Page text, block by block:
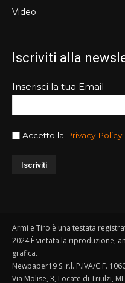
Video
Iscriviti alla
Inserisci la tua Email
Accetto la Privacy Policy
Armi e Tiro è una testata
2024 È vietata la riproduzione,
grafica.
Newpaper19 S..r.l. P.IVA/C.F.
Via Molise, 3, Locate di Triulzi, MI